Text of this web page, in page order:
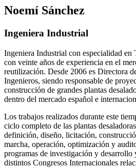
Noemí Sánchez
Ingeniera Industrial
Ingeniera Industrial con especialidad en
con veinte años de experiencia en el
reutilización. Desde 2006 es Directora
Ingenieros, siendo responsable de
construcción de grandes plantas
dentro del mercado español e
Los trabajos realizados durante este
ciclo completo de las plantas
definición, diseño, licitación,
marcha, operación, optimización y
programas de investigación y desarrollo
distintos Congresos Internacionales